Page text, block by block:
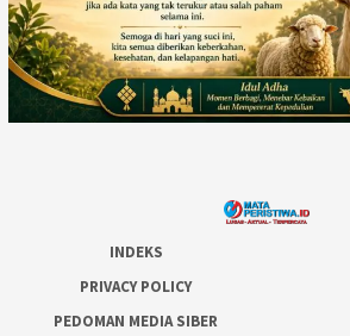
INDEKS
PRIVACY POLICY
PEDOMAN MEDIA SIBER